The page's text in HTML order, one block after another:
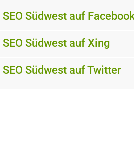
Südwest auf
Südwest auf Xing
SEO Südwest auf Twitter